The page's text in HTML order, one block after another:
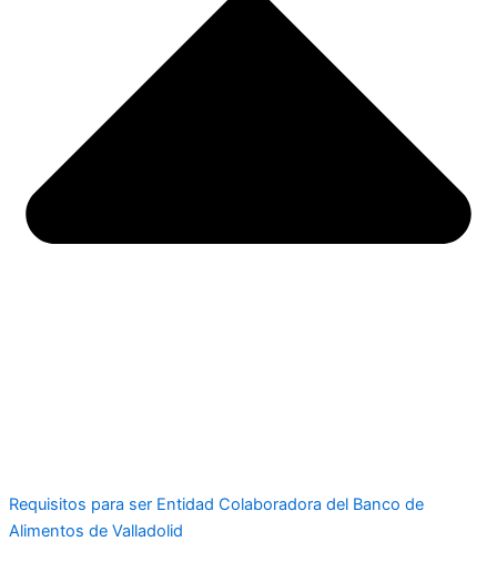
Requisitos para ser Entidad Colaboradora del Banco de
Alimentos de Valladolid